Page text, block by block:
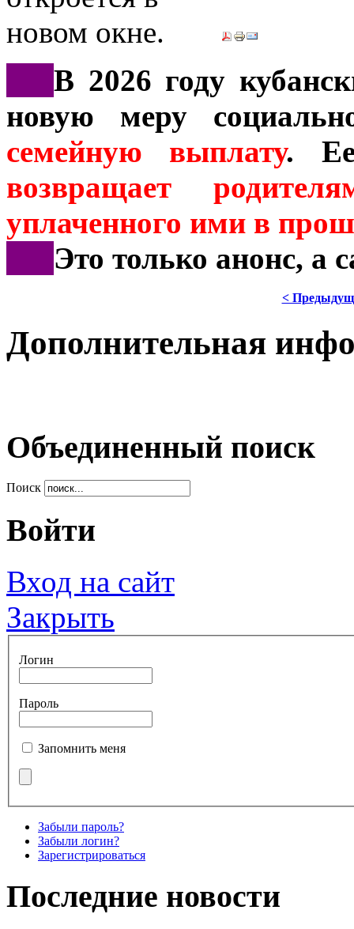
В 2026 году
новую меру
семейную выплату. Ее
возвращает
уплаченного ими в
Это только анонс, а
<
Дополнительная
Объединенный поиск
Поиск
Войти
Вход на сайт
Закрыть
Логин
Пароль
Запомнить меня
Забыли пароль?
Забыли логин?
Зарегистрироваться
Последние новости